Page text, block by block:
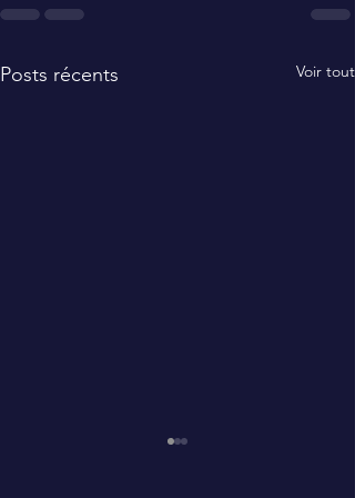
Posts récents Voir tout